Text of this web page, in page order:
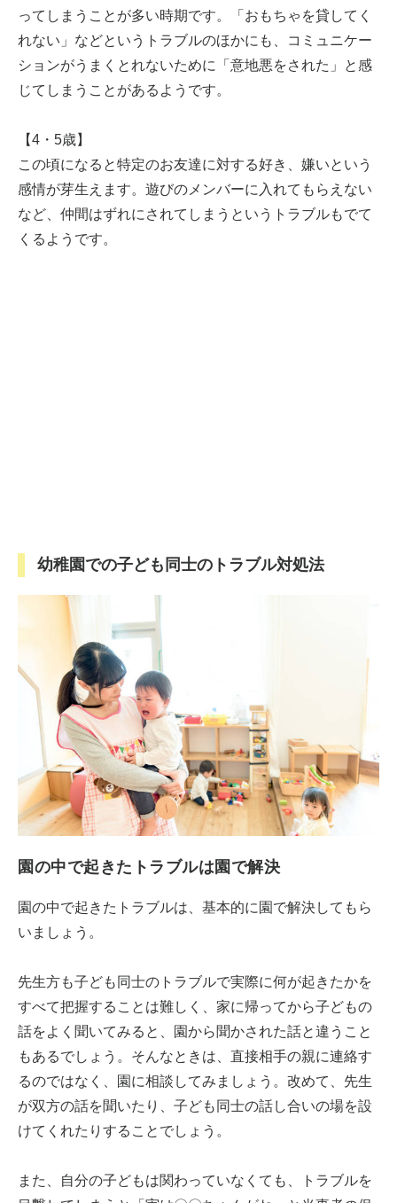
ってしまうことが多い時期です。「おもちゃを貸してく
れない」などというトラブルのほかにも、コミュニケー
ションがうまくとれないために「意地悪をされた」と感
じてしまうことがあるようです。
【4・5歳】
この頃になると特定のお友達に対する好き、嫌いという
感情が芽生えます。遊びのメンバーに入れてもらえない
など、仲間はずれにされてしまうというトラブルもでて
くるようです。
幼稚園での子ども同士のトラブル対処法
園の中で起きたトラブルは園で解決
園の中で起きたトラブルは、基本的に園で解決してもら
いましょう。
先生方も子ども同士のトラブルで実際に何が起きたかを
すべて把握することは難しく、家に帰ってから子どもの
話をよく聞いてみると、園から聞かされた話と違うこと
もあるでしょう。そんなときは、直接相手の親に連絡す
るのではなく、園に相談してみましょう。改めて、先生
が双方の話を聞いたり、子ども同士の話し合いの場を設
けてくれたりすることでしょう。
また、自分の子どもは関わっていなくても、トラブルを